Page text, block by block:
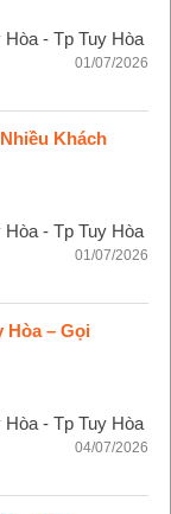
- Tp Tuy Hòa
01/07/2026
Khách
- Tp Tuy Hòa
01/07/2026
Hòa – Gọi
- Tp Tuy Hòa
04/07/2026